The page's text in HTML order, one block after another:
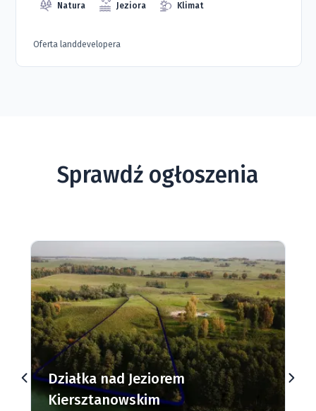
Natura Jeziora Klimat
Oferta landdevelopera
Sprawdź ogłoszenia
Działki budowlane nad Jeziorem
Dąbrowa Mała